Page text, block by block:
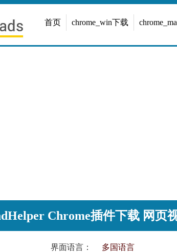
首页 chrome_win下载
Chrome插件下载 网页
界面语言：
多国语言